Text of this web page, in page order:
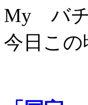
My バチ
今日この